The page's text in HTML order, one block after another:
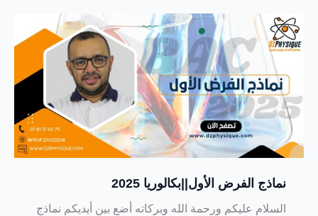
نماذج الفرض الأول||بكالوريا 2025
السلام عليكم ورحمة الله وبركاته أضع بين أيديكم نماذج